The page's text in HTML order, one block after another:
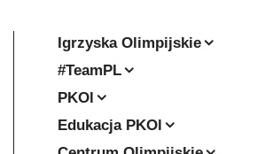
Igrzyska Olimpijskie
#TeamPL
PKOl
Edukacja PKOl